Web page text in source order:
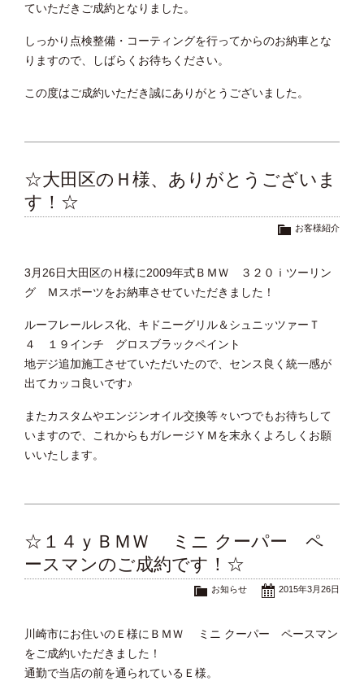
ていただきご成約となりました。
しっかり点検整備・コーティングを行ってからのお納車とな
りますので、しばらくお待ちください。
この度はご成約いただき誠にありがとうございました。
☆大田区のＨ様、ありがとうございま
す！☆
お客様紹介
3月26日大田区のＨ様に2009年式ＢＭＷ ３２０ｉツーリン
グ Ｍスポーツをお納車させていただきました！
ルーフレールレス化、キドニーグリル＆シュニッツァーＴ
４ １９インチ グロスブラックペイント
地デジ追加施工させていただいたので、センス良く統一感が
出てカッコ良いです♪
またカスタムやエンジンオイル交換等々いつでもお待ちして
いますので、これからもガレージＹＭを末永くよろしくお願
いいたします。
☆１４ｙＢＭＷ ミニ クーパー ペ
ースマンのご成約です！☆
2015年3月26日
お知らせ
川崎市にお住いのＥ様にＢＭＷ ミニ クーパー ペースマン
をご成約いただきました！
通勤で当店の前を通られているＥ様。